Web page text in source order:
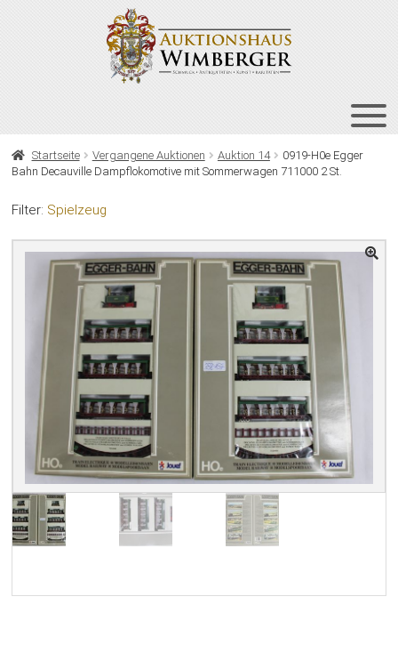
HOME
VERGANGENE AUKTIONEN
ÜBER UNS
KONTAKT
NEWSLETTER
Startseite Vergangene Auktionen Auktion 14
0919-H0e Egger
Bahn Decauville Dampflokomotive mit Sommerwagen 711000 2 St.
Filter: Spielzeug